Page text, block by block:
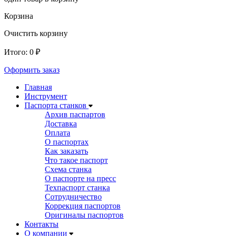
Корзина
Очистить корзину
Итого: 0 ₽
Оформить заказ
Главная
Инструмент
Паспорта станков
Архив паспартов
Доставка
Оплата
О паспортах
Как заказать
Что такое паспорт
Схема станка
О паспорте на пресс
Техпаспорт станка
Сотрудничество
Коррекция паспортов
Оригиналы паспортов
Контакты
О компании